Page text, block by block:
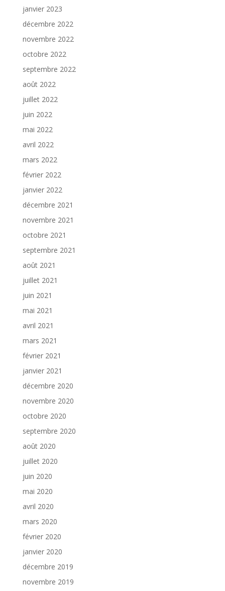
janvier 2023
décembre 2022
novembre 2022
octobre 2022
septembre 2022
août 2022
juillet 2022
juin 2022
mai 2022
avril 2022
mars 2022
février 2022
janvier 2022
décembre 2021
novembre 2021
octobre 2021
septembre 2021
août 2021
juillet 2021
juin 2021
mai 2021
avril 2021
mars 2021
février 2021
janvier 2021
décembre 2020
novembre 2020
octobre 2020
septembre 2020
août 2020
juillet 2020
juin 2020
mai 2020
avril 2020
mars 2020
février 2020
janvier 2020
décembre 2019
novembre 2019